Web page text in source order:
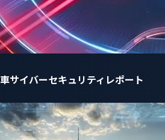
サイバーセキュリティレポート